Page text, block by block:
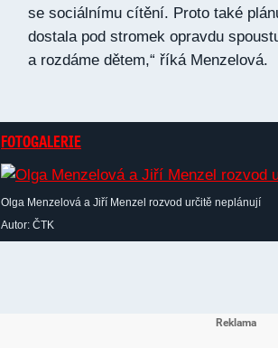
se sociálnímu cítění. Proto také
dostala pod stromek opravdu
a rozdáme dětem,“ říká Menzelová.
FOTOGALERIE
Olga Menzelová a Jiří Menzel rozvod určitě neplánují
Autor: ČTK